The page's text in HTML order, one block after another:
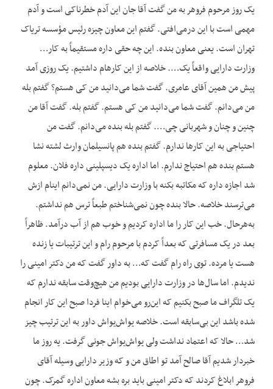
یک روز مرحوم فروهر به من گفت آقا جان این آدم خطرناکی است و آدم
مهمی است با این درمی‌افتی. گفتم این معاون چیزه رئیس مؤسسه تریاک
تهران است. یعنی معاون بنده. این چه حقی داره مستقیماً به کار…
وزارت دارایی واقعاً یک…. خلاصه از این کارهام داشتیم. یک روزی آمد
پیش من همین آقای عامری. گفت شما می‌دانید من کی هستم؟ گفتم بله
من می‌دانم. گفت شما می‌دانید من کی هستم. گفتم بله. گفت آقا من
چنین و چنان و شهربانی چی…. گفتم بله بنده می‌دانم. گفت من
احتیاجی به این کارها ندارم. گفتم بنده هم پانسیلمان وارث لشته نشا
هستم بنده هم احتیاج ندارم. اما اداره یک دیسپلینی داره فلان. معلوم
شد اجازه داره که مکاتبه بکنه با وزارت دارایی. من نمی‌دانم اینام ازش
می‌ترسند خلاصه. حالا بنده چون نمی‌شناختم طبعاً ترس هم نداشتم.
به‌هرحال. خب این کار را ما اداره کردیم و خوب هم از آب درآمد. ظاهراً
بعد در یک مسافرتی که بعداً کردم با مرحوم رام و این ترتیبات یا زنده
هست یا مرده. توی راه رام گفت که… به داور گفت که من دکتر امینی را
ندیدم. اما سال‌ها در وزارت دارایی بودیم من هیچ‌وقت سابقه ندارم که
یک تلگراف ما صبح بکنیم که این‌رو می‌خوام اینا فردا صبح این کار انجام
شده باشد این بی‌سابقه است. خلاصه یواش‌یواش داور به این ترتیب چیز
شد… حالا که اعتماد نداشت ولی یواش‌یواش جونی گرفت. یه روز ما
خبردار شدیم آقا صالح آمد تو اطاق من و که وزیر دارایی وسیله آقای
فروهر ابلاغ کردند که دکتر امینی باید بره بشه معاون اداره گمرک. چون